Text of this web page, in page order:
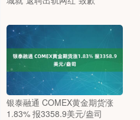
银泰融通 COMEX黄金期货涨
1.83% 报3358.9美元/盎司